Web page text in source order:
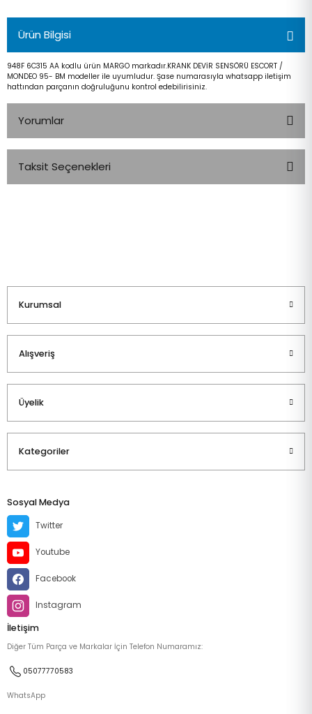
Ürün Bilgisi
948F 6C315 AA kodlu ürün MARGO markadır.KRANK DEVİR SENSÖRÜ ESCORT /
MONDEO 95- BM modeller ile uyumludur. Şase numarasıyla whatsapp iletişim
hattından parçanın doğruluğunu kontrol edebilirisiniz.
Yorumlar
Taksit Seçenekleri
Kurumsal
Alışveriş
Üyelik
Kategoriler
Sosyal Medya
Twitter
Youtube
Facebook
Instagram
İletişim
Diğer Tüm Parça ve Markalar İçin Telefon Numaramız:
05077770583
WhatsApp